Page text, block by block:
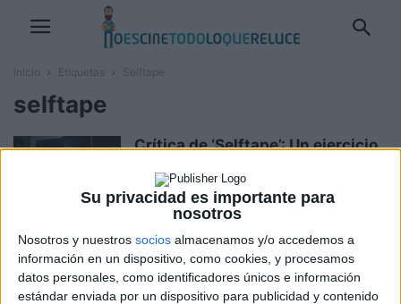
Su privacidad es importante para
nosotros
Nosotros y nuestros socios almacenamos y/o accedemos a
información en un dispositivo, como cookies, y procesamos
datos personales, como identificadores únicos e información
estándar enviada por un dispositivo para publicidad y contenido
Inicio Etiquetas Selftape
selftape
Crítica de ‘Selftape’: Un ejercicio
insoportable levedad...
Daniel Farriol - 9 abril, 2023
Tráiler oficial de ‘selftape’, nueva
serie original de Filmin
Ignacio Mittenhoff 16 marzo, 2023